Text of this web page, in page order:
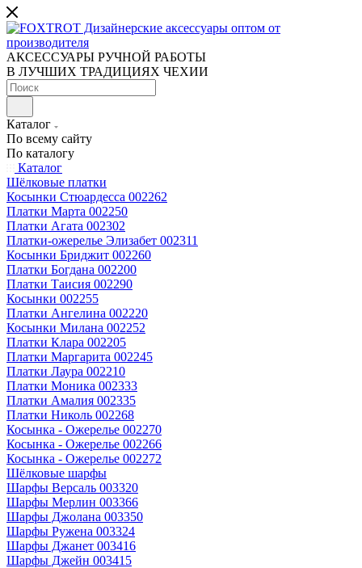
АКСЕССУАРЫ РУЧНОЙ РАБОТЫ
В ЛУЧШИХ ТРАДИЦИЯХ ЧЕХИИ
Каталог
По всему сайту
По каталогу
Каталог
Шёлковые платки
Косынки Стюардесса 002262
Платки Марта 002250
Платки Агата 002302
Платки-ожерелье Элизабет 002311
Косынки Бриджит 002260
Платки Богдана 002200
Платки Таисия 002290
Косынки 002255
Платки Ангелина 002220
Косынки Милана 002252
Платки Клара 002205
Платки Маргарита 002245
Платки Лаура 002210
Платки Моника 002333
Платки Амалия 002335
Платки Николь 002268
Косынка - Ожерелье 002270
Косынка - Ожерелье 002266
Косынка - Ожерелье 002272
Шёлковые шарфы
Шарфы Версаль 003320
Шарфы Мерлин 003366
Шарфы Джолана 003350
Шарфы Ружена 003324
Шарфы Джанет 003416
Шарфы Джейн 003415